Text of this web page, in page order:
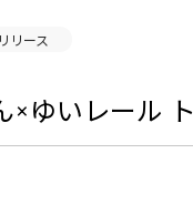
リース
×ゆいレール